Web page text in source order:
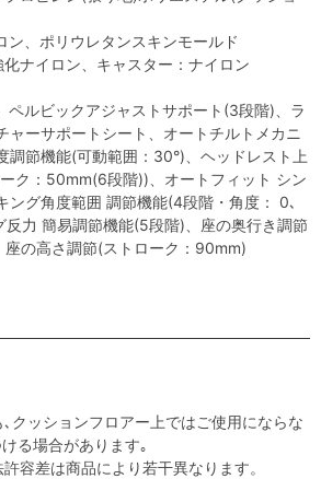
、ポリウレタンスキンモールド
ナイロン、キャスター：ナイロン
ルビックアジャストサポート(3段階)、ラ
ャーサポートシート、オートチルトメカニ
調節機能(可動範囲：30°)、ヘッドレスト上
ク：50mm(6段階))、オートフィット シン
ング角度範囲 調節機能(4段階・角度： 0､
反力 簡易調節機能(5段階)、座の奥行き調節
の高さ調節(ストローク：90mm)
クッションフロアー上ではご使用にならな
る場合があります｡
容差は商品により若干異なります。